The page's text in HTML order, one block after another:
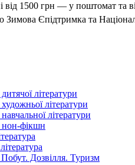
від 1500 грн — у поштомат та
Зимова Єпідтримка та
літератури
літератури
літератури
фікшн
Дозвілля. Туризм